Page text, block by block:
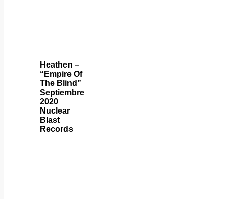
Heathen –
“Empire Of
The Blind”
Septiembre
2020
Nuclear
Blast
Records